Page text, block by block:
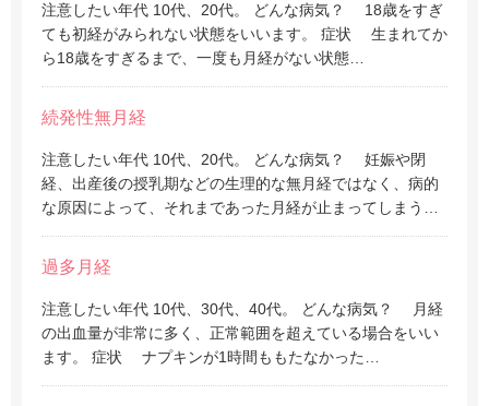
注意したい年代 10代、20代。 どんな病気？ 18歳をすぎ
ても初経がみられない状態をいいます。 症状 生まれてか
ら18歳をすぎるまで、一度も月経がない状態…
続発性無月経
注意したい年代 10代、20代。 どんな病気？ 妊娠や閉
経、出産後の授乳期などの生理的な無月経ではなく、病的
な原因によって、それまであった月経が止まってしまう…
過多月経
注意したい年代 10代、30代、40代。 どんな病気？ 月経
の出血量が非常に多く、正常範囲を超えている場合をいい
ます。 症状 ナプキンが1時間ももたなかった…